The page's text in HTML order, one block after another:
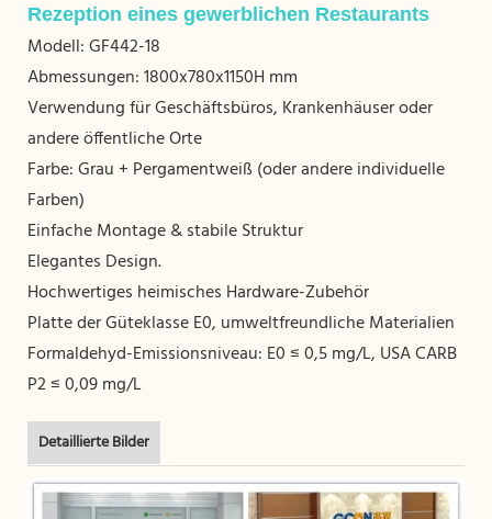
Rezeption eines gewerblichen Restaurants
Modell: GF442-18
Abmessungen:1800x780x1150H mm
Verwendung für Geschäftsbüros, Krankenhäuser oder
andere öffentliche Orte
Farbe: Grau + Pergamentweiß (oder andere individuelle
Farben)
Einfache Montage & stabile Struktur
Elegantes Design.
Hochwertiges heimisches Hardware-Zubehör
Platte der Güteklasse E0, umweltfreundliche Materialien
Formaldehyd-Emissionsniveau: E0 ≤ 0,5 mg/L, USA CARB
P2 ≤ 0,09 mg/L
Detaillierte Bilder